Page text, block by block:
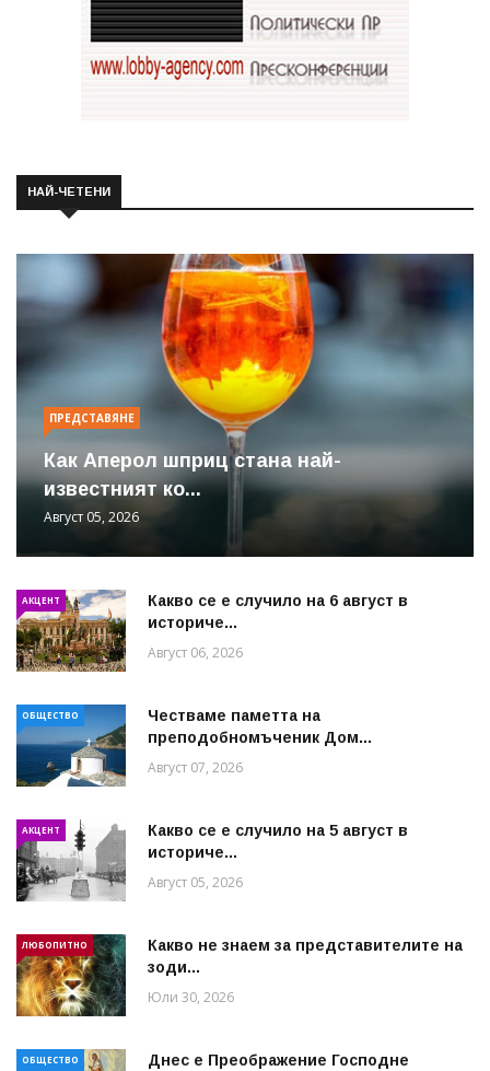
НАЙ-ЧЕТЕНИ
ПРЕДСТАВЯНЕ
Как Аперол шприц стана най-
известният ко...
Август 05, 2026
АКЦЕНТ
Какво се е случило на 6 август в
историче...
Август 06, 2026
ОБЩЕСТВО
Честваме паметта на
преподобномъченик Дом...
Август 07, 2026
АКЦЕНТ
Какво се е случило на 5 август в
историче...
Август 05, 2026
ЛЮБОПИТНО
Какво не знаем за представителите на
зоди...
Юли 30, 2026
ОБЩЕСТВО Днес е Преображение Господне